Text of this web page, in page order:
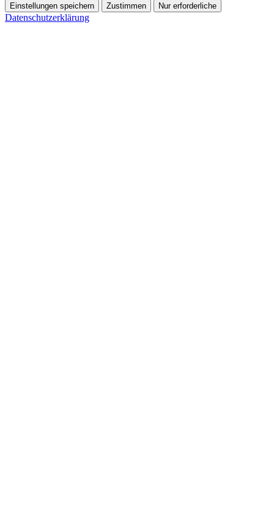
Einstellungen speichern Zustimmen Nur erforderliche
Datenschutzerklärung